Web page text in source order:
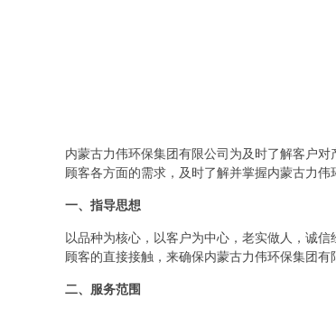
内蒙古力伟环保集团有限公司为及时了解客户
顾客各方面的需求，及时了解并掌握内蒙古力
一、指导思想
以品种为核心，以客户为中心，老实做人，诚
顾客的直接接触，来确保内蒙古力伟环保集团有
二、服务范围